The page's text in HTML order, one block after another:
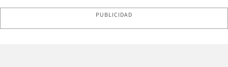
PUBLICIDAD